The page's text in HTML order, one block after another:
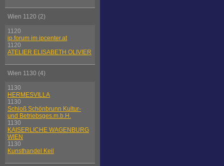
Wien 1120 (2)
1120
ip.forum im ipcenter.at
1120
ATELIER ELISABETH OLIVIER
Wien 1130 (4)
1130
HERMESVILLA
1130
Schloß Schönbrunn Kultur-
und Betriebsges.m.b.H.
1130
KAISERLICHE WAGENBURG
WIEN
1130
Kunsthandel Keil